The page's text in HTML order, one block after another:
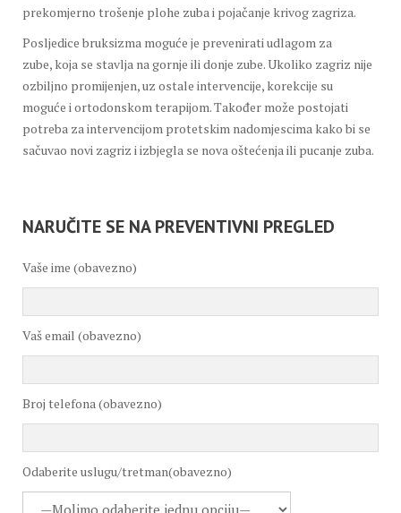
prekomjerno trošenje plohe zuba i pojačanje krivog zagriza.
Posljedice bruksizma moguće je prevenirati udlagom za
zube, koja se stavlja na gornje ili donje zube. Ukoliko zagriz nije
ozbiljno promijenjen, uz ostale intervencije, korekcije su
moguće i ortodonskom terapijom. Također može postojati
potreba za intervencijom protetskim nadomjescima kako bi se
sačuvao novi zagriz i izbjegla se nova oštećenja ili pucanje zuba.
NARUČITE SE NA PREVENTIVNI PREGLED
Vaše ime (obavezno)
Vaš email (obavezno)
Broj telefona (obavezno)
Odaberite uslugu/tretman(obavezno)